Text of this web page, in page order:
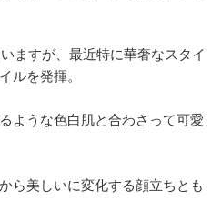
ますが、最近特に華奢なスタイ
ルを発揮。
ような色白肌と合わさって可愛
ら美しいに変化する顔立ちとも